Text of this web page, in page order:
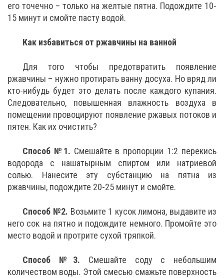
его точечно – только на желтые пятна. Подождите 10-
15 минут и смойте пасту водой.
Как избавиться от ржавчины на ванной
Для того чтобы предотвратить появление
ржавчины – нужно протирать ванну досуха. Но вряд ли
кто-нибудь будет это делать после каждого купания.
Следовательно, повышенная влажность воздуха в
помещении провоцируют появление ржавых потоков и
пятен. Как их очистить?
Способ №1. Смешайте в пропорции 1:2 перекись
водорода с нашатырным спиртом или натриевой
солью. Нанесите эту субстанцию на пятна из
ржавчины, подождите 20-25 минут и смойте.
Способ №2. Возьмите 1 кусок лимона, выдавите из
него сок на пятно и подождите немного. Промойте это
место водой и протрите сухой тряпкой.
Способ №3. Смешайте соду с небольшим
количеством воды. Этой смесью смажьте поверхность